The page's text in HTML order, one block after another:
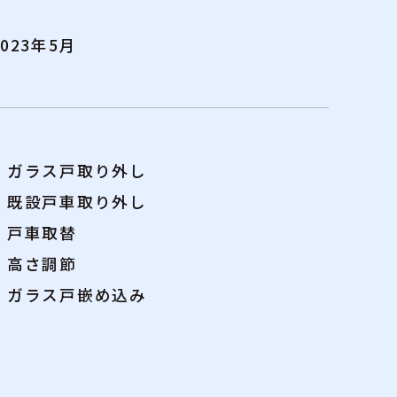
年5月
ガラス戸取り外し
既設戸車取り外し
戸車取替
高さ調節
ガラス戸嵌め込み